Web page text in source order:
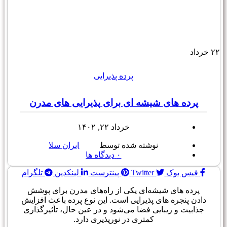
۲۲ خرداد
پرده پذیرایی
پرده های شیشه ای برای پذیرایی های مدرن
خرداد ۲۲, ۱۴۰۲
نوشته شده توسط
ایران سلا
۰ دیدگاه ها
فیس بوک Twitter پینترست لینکدین تلگرام
پرده های شیشه‌ای یکی از راه‌های مدرن برای پوشش
دادن پنجره های پذیرایی است. این نوع پرده باعث افزایش
جذابیت و زیبایی فضا می‌شود و در عین حال، تأثیرگذاری
کمتری در نورپذیری دارد.